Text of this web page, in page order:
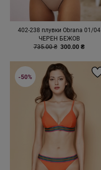
402-238 плувки Obrana 01/04
ЧЕРЕН БЕЖОВ
735.00 ₴ 300.00 ₴
-50%